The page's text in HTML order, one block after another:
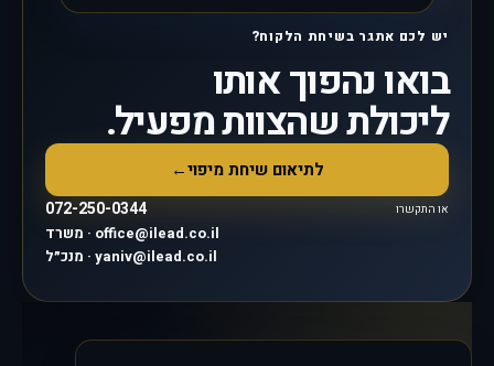
יש לכם אתגר בשיחת הלקוח?
בואו נהפוך אותו
ליכולת שהצוות מפעיל.
לתיאום שיחת מיפוי←
או התקשרו 072-250-0344
משרד · office@ilead.co.il
מנכ״ל · yaniv@ilead.co.il